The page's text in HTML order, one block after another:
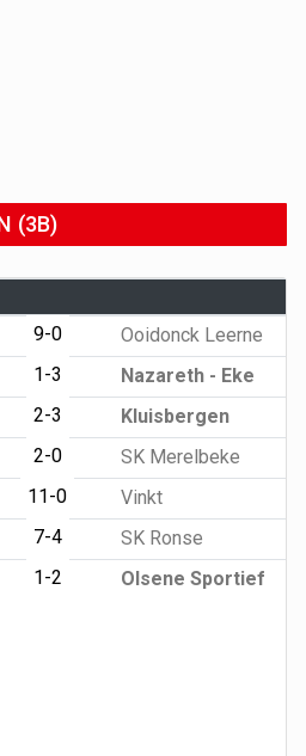
(3B)
9-0
Ooidonck Leerne
1-3
Nazareth - Eke
2-3
Kluisbergen
2-0
SK Merelbeke
11-0
Vinkt
7-4
SK Ronse
1-2 Olsene Sportief